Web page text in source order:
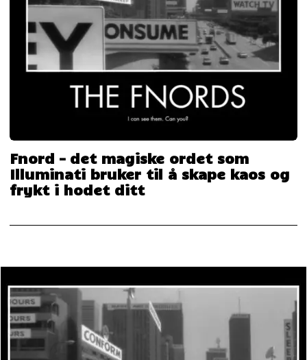
Fnord – det magiske ordet som
Illuminati bruker til å skape kaos og
frykt i hodet ditt